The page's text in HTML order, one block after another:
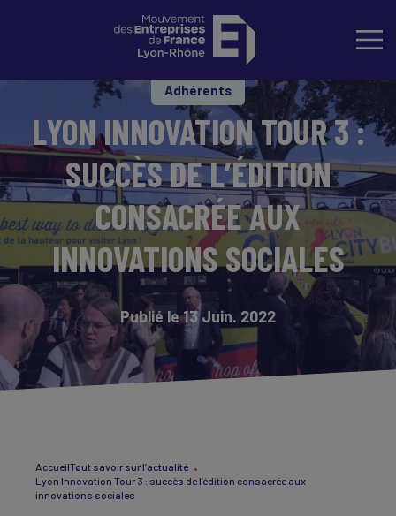
Adhérents
LYON INNOVATION TOUR 3 :
SUCCÈS DE L’ÉDITION
CONSACRÉE AUX
INNOVATIONS SOCIALES
Publié le 13 Juin. 2022
AccueilTout savoir sur l’actualité
Lyon Innovation Tour 3 : succès de l’édition consacrée aux
innovations sociales